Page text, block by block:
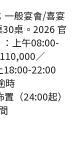
一般宴會/喜宴
桌。2026 官
上午08:00-
／
18:00-22:00
時
（24:00起）